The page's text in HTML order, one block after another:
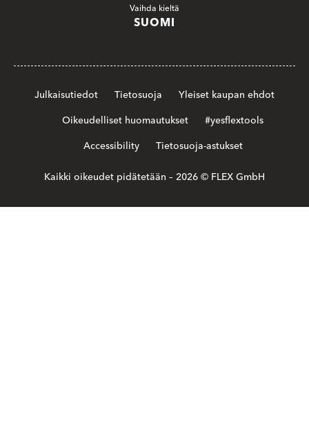
Vaihda kieltä
SUOMI
Julkaisutiedot Tietosuoja
Yleiset kaupan ehdot
Oikeudelliset huomautukset
#yesflextools
Accessibility
Tietosuoja-astukset
Kaikki oikeudet pidätetään – 2026 © FLEX GmbH